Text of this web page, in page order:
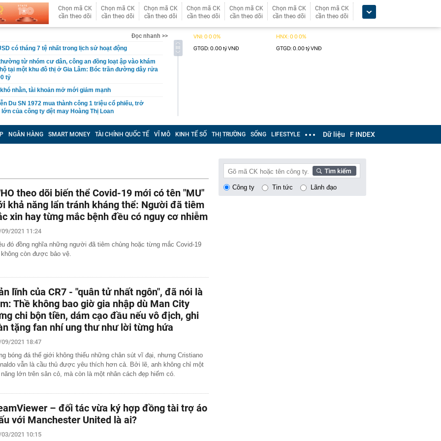
Chọn mã CK
cần theo dõi
Chọn mã CK
cần theo dõi
Chọn mã CK
cần theo dõi
Chọn mã CK
cần theo dõi
Chọn mã CK
cần theo dõi
Chọn mã CK
cần theo dõi
Chọn mã CK
cần theo dõi
Đọc nhanh >>
có tháng 7 tệ nhất trong lịch sử hoạt động
từ nhóm cư dân, công an đồng loạt ập vào khám
tại một khu đô thị ở Gia Lâm: Bóc trần đường dây rửa
tỷ
nhằn, tài khoản mở mới giảm mạnh
Du SN 1972 mua thành công 1 triệu cổ phiếu, trở
của công ty dệt may Hoàng Thị Loan
núi cao thứ 5 Việt Nam, là “ cột mốc thiêng liêng đẹp
ở độ cao trên 3.000m, điểm đến "trong mơ" của dân
được vinh danh "Hệ thống Y khoa tốt nhất Việt Nam
bị HoSE cắt margin trong tháng 8
Việt thu hơn 1 tỷ USD ở nước ngoài trong nửa đầu
tăng hơn 120%
dự phóng VN-Index có thể chạm mốc 1.885 điểm
8
lượng tiền hơn 62.000 tỷ đồng, lớn hơn cả Vinhomes,
Máy Xanh, Bách Hóa Xanh, An Khang, vốn hóa
DMX
nhà cổ, phát hiện 'kho báu' gồm 1.000 đồng tiền vàng và
trong nhiều ngăn bí mật - giá trị hơn 18 tỷ đồng
biết ngôi nhà có phong thuỷ không thuận lợi
khách đến Việt Nam đông nhất 7 tháng đầu năm,
và Nga, gấp gần 6 lần Ấn Độ
cây tiết lộ: Khách thường chọn quả to, người trong
5 chi tiết này trước
tốc quỳ gối 1h an ủi khách: 7 năm sau ở khách sạn 5
nhà, bay hạng thương gia
có xương trẻ khỏe như phụ nữ 30, bác sĩ kinh ngạc khi
đựng tâm huyết của NSND Tự Long
4.300 USD/ounce, chuyên gia dự báo đỉnh mới
dầu khí đem hơn 42.200 tỷ đồng gửi ngân hàng
NGÂN HÀNG SMART MONEY TÀI CHÍNH QUỐC TẾ VĨ MÔ KINH TẾ SỐ THỊ TRƯỜNG SỐNG LIFESTYLE Dữ liệu F INDEX
theo dõi biến thể Covid-19 mới có tên "MU"
khả năng lẩn tránh kháng thể: Người đã tiêm
xin hay từng mắc bệnh đều có nguy cơ nhiễm
2021 11:24
đó đồng nghĩa những người đã tiêm chủng hoặc từng mắc Covid-19
còn được bảo vệ.
lĩnh của CR7 - "quân tử nhất ngôn", đã nói là
Thề không bao giờ gia nhập dù Man City
chi bộn tiền, dám cạo đầu nếu vô địch, ghi
tặng fan nhí ung thư như lời từng hứa
2021 18:47
bóng đá thế giới không thiếu những chân sút vĩ đại, nhưng Cristiano
vẫn là cầu thủ được yêu thích hơn cả. Bởi lẽ, anh không chỉ một
lớn trên sân cỏ, mà còn là một nhân cách đẹp hiếm có.
– đối tác vừa ký hợp đồng tài trợ áo
với Manchester United là ai?
2021 10:15
Công ty Tin tức Lãnh đạo